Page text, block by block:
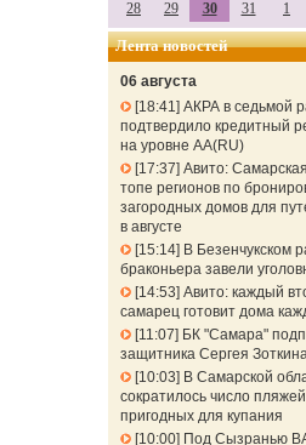
28
29 30 31 1
Лента новостей
06 августа
18:41 АКРА в седьмой
подтвердило кредитный
на уровне АА(RU)
17:37 Авито:
топе регионов по
загородных домов для
в августе
15:14 В Безенчукском
браконьера завели
14:53 Авито: каждый
самарец готовит дома
11:07
БК "Самара"
защитника Сергея
10:03
В Самарской
сократилось число
пригодных для купания
10:00 Под Сызранью